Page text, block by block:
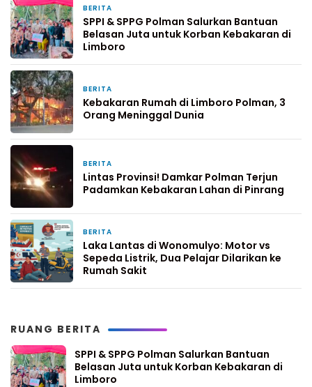
BERITA
SPPI & SPPG Polman Salurkan Bantuan
Belasan Juta untuk Korban Kebakaran di
Limboro
BERITA
Kebakaran Rumah di Limboro Polman, 3
Orang Meninggal Dunia
BERITA
Lintas Provinsi! Damkar Polman Terjun
Padamkan Kebakaran Lahan di Pinrang
BERITA
Laka Lantas di Wonomulyo: Motor vs
Sepeda Listrik, Dua Pelajar Dilarikan ke
Rumah Sakit
RUANG BERITA
SPPI & SPPG Polman Salurkan Bantuan
Belasan Juta untuk Korban Kebakaran di
Limboro